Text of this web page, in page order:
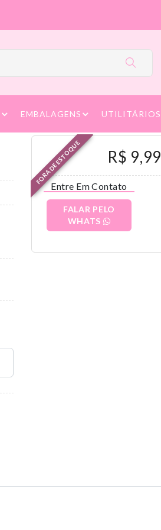
EMBALAGENS UTILITÁRIOS
FORA DE ESTOQUE R$ 9,99
Entre Em Contato
FALAR PELO
WHATS